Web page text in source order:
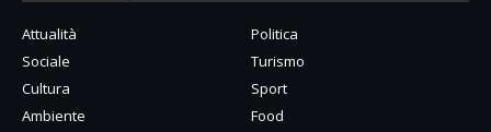
Attualità
Politica
Sociale
Turismo
Cultura
Sport
Ambiente
Food